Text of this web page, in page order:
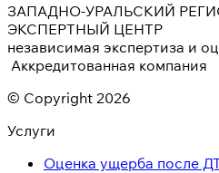
ЗАПАДНО-УРАЛЬСКИЙ
ЭКСПЕРТНЫЙ ЦЕНТР
независимая экспертиза и
Аккредитованная компания
© Copyright 2026
Услуги
Оценка ущерба после